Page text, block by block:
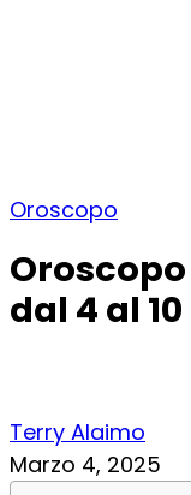
Oroscopo
dal 4 al
Terry Alaimo
Marzo 4, 2025